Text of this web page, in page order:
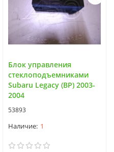
Блок управления
стеклоподъемниками
Subaru Legacy (BP) 2003-
2004
53893
1